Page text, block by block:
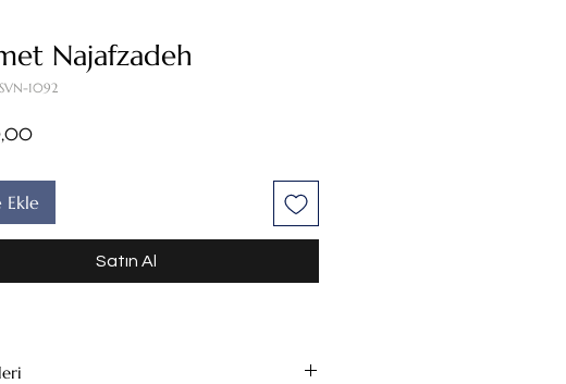
Najafzadeh
1092
Fiyat
Ekle
Satın Al